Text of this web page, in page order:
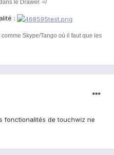
le Drawer. =/
:
Skype/Tango où il faut que les
fonctionalités de touchwiz ne